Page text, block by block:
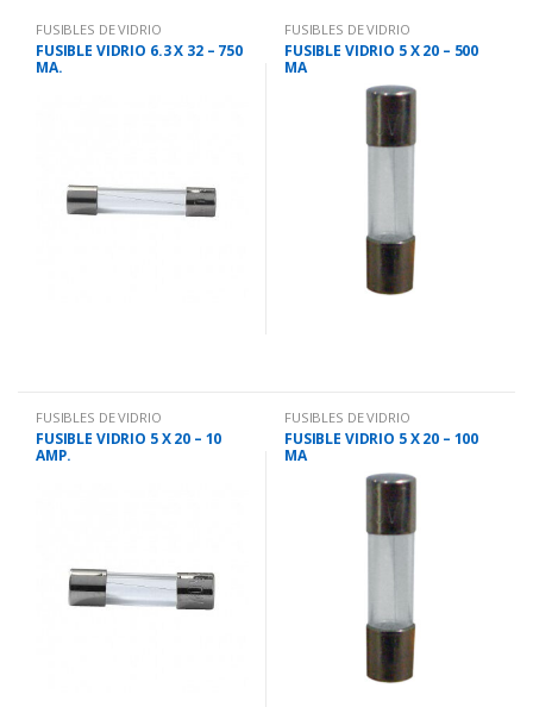
FUSIBLES DE VIDRIO
FUSIBLE VIDRIO 6.3 X 32 – 750
MA.
FUSIBLES DE VIDRIO
FUSIBLE VIDRIO 5 X 20 – 500
MA
FUSIBLES DE VIDRIO
FUSIBLE VIDRIO 5 X 20 – 10
AMP.
FUSIBLES DE VIDRIO
FUSIBLE VIDRIO 5 X 20 – 100
MA